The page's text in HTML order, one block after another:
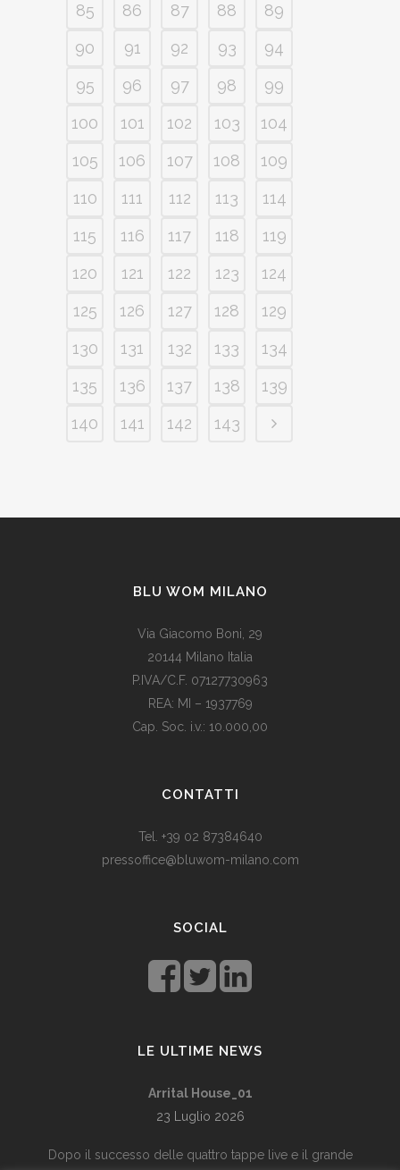
85
86 87 88
89
90
91 92 93
94
95
96 97 98
99
100
101 102 103
104
105
106 107 108
109
110
111 112 113
114
115
116 117 118
119
120
121 122 123
124
125
126 127 128
129
130
131 132 133
134
135
136 137 138
139
140
141 142 143
BLU WOM MILANO
Via Giacomo Boni, 29
20144 Milano Italia
P.IVA/C.F. 07127730963
REA: MI – 1937769
Cap. Soc. i.v.: 10.000,00
med dagens valutadevaluering må mange av oss ty til billige
stedet for dyre designerklokker.
CONTATTI
Tel. +39 02 87384640
pressoffice@bluwom-milano.com
Rolex replicasono un’ottima opzione che
SOCIAL
LE ULTIME NEWS
Arrital House_01
23 Luglio 2026
Dopo il successo delle quattro tappe live e il grande